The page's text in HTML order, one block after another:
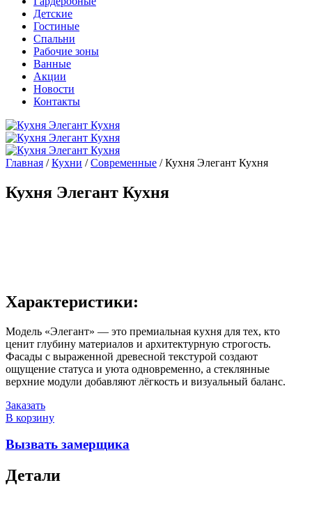
Детские
Гостиные
Спальни
Рабочие зоны
Ванные
Акции
Новости
Контакты
Главная /Кухни /Современные / Кухня Элегант Кухня
Кухня Элегант Кухня
Характеристики:
Модель «Элегант» — это премиальная кухня для тех, кто
ценит глубину материалов и архитектурную строгость.
Фасады с выраженной древесной текстурой создают
ощущение статуса и уюта одновременно, а стеклянные
верхние модули добавляют лёгкость и визуальный баланс.
Заказать
В корзину
Вызвать замерщика
Детали